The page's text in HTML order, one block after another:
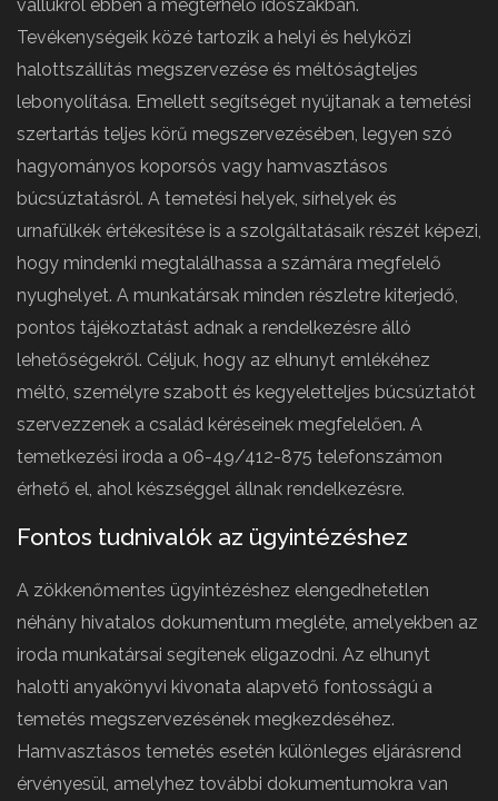
vállukról ebben a megterhelő időszakban.
Tevékenységeik közé tartozik a helyi és helyközi
halottszállítás megszervezése és méltóságteljes
lebonyolítása. Emellett segítséget nyújtanak a temetési
szertartás teljes körű megszervezésében, legyen szó
hagyományos koporsós vagy hamvasztásos
búcsúztatásról. A temetési helyek, sírhelyek és
urnafülkék értékesítése is a szolgáltatásaik részét képezi,
hogy mindenki megtalálhassa a számára megfelelő
nyughelyet. A munkatársak minden részletre kiterjedő,
pontos tájékoztatást adnak a rendelkezésre álló
lehetőségekről. Céljuk, hogy az elhunyt emlékéhez
méltó, személyre szabott és kegyeletteljes búcsúztatót
szervezzenek a család kéréseinek megfelelően. A
temetkezési iroda a 06-49/412-875 telefonszámon
érhető el, ahol készséggel állnak rendelkezésre.
Fontos tudnivalók az ügyintézéshez
A zökkenőmentes ügyintézéshez elengedhetetlen
néhány hivatalos dokumentum megléte, amelyekben az
iroda munkatársai segítenek eligazodni. Az elhunyt
halotti anyakönyvi kivonata alapvető fontosságú a
temetés megszervezésének megkezdéséhez.
Hamvasztásos temetés esetén különleges eljárásrend
érvényesül, amelyhez további dokumentumokra van